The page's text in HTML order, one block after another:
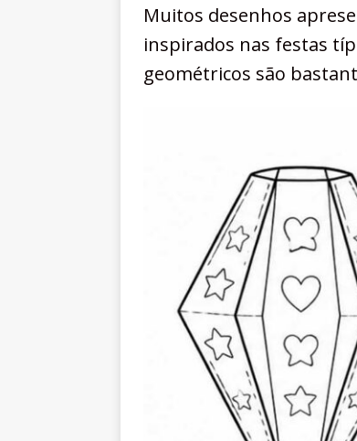
Muitos desenhos
inspirados nas festas
geométricos são